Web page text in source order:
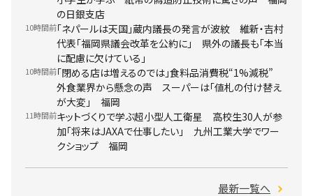
の日銀支店
10時間前「ネパールは天国」蔵内議長の発言が波紋 維新・吉村
代表「福岡県議会改革を公約に」 県外の議長も「本当
に配慮に欠けている」
10時間前「閉める店は増えるのでは」食料品消費税“1%減税”
外食業界から懸念の声 スーパーは「値札の付け替え
が大変」 福岡
11時間前キットづくりで学ぶ超小型人工衛星 高校生30人が参
加「将来はJAXAで仕事したい」 九州工業大学でワー
クショップ 福岡
最新一覧へ